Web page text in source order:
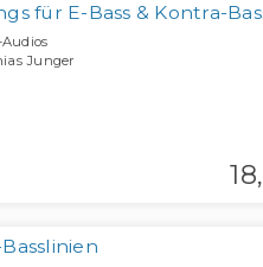
für E-Bass & Kontra-
Junger
18,